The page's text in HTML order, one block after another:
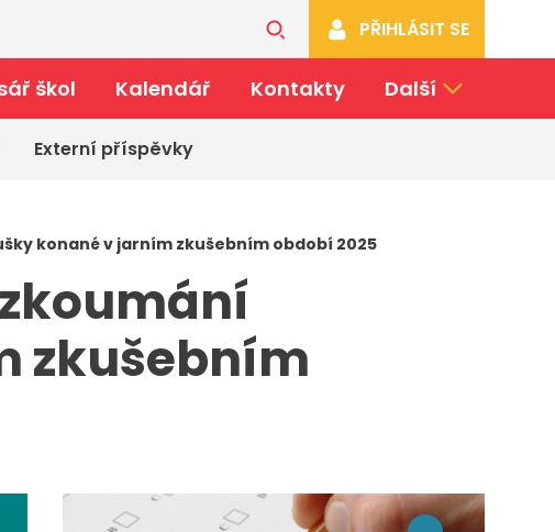
PŘIHLÁSIT SE
škol Kalendář Kontakty Další
Externí příspěvky
konané v jarním zkušebním období 2025
zkušebním